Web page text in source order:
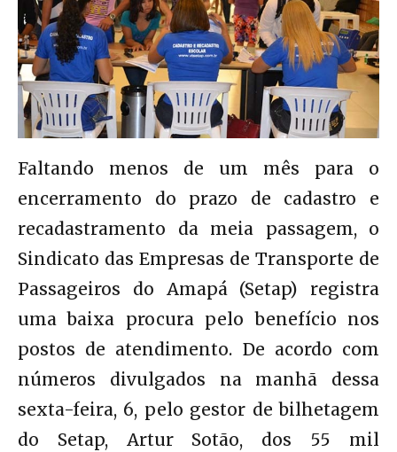
Faltando menos de um mês para o
encerramento do prazo de cadastro e
recadastramento da meia passagem, o
Sindicato das Empresas de Transporte de
Passageiros do Amapá (Setap) registra
uma baixa procura pelo benefício nos
postos de atendimento. De acordo com
números divulgados na manhã dessa
sexta-feira, 6, pelo gestor de bilhetagem
do Setap, Artur Sotão, dos 55 mil